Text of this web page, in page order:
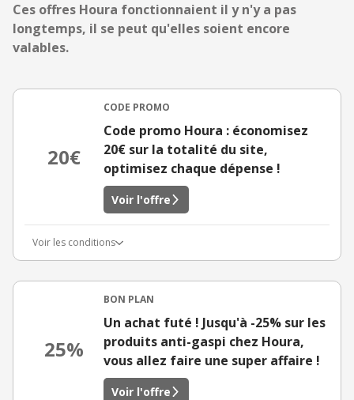
Ces offres Houra fonctionnaient il y n'y a pas
longtemps, il se peut qu'elles soient encore
valables.
20€
CODE PROMO
Code promo Houra : économisez
20€ sur la totalité du site,
optimisez chaque dépense !
Voir l'offre
Voir les conditions
25%
BON PLAN
Un achat futé ! Jusqu'à -25% sur les
produits anti-gaspi chez Houra,
vous allez faire une super affaire !
Voir l'offre